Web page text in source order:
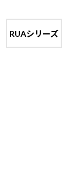
RUAシリーズ